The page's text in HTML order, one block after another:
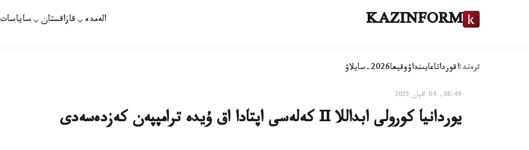
KAZINFORM الەمدە قازاقستان ساياسات
ترەند:اقورداتاعايىنداۋوقيعا2026-سايلاۋ
08:49, 04 اقپان 2025
يوردانيا كورولى ابداللا II كەلەسى اپتادا اق ۇيدە ترامپپەن كەزدەسەدى